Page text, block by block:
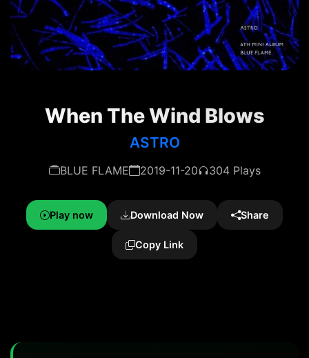
When The Wind Blows
ASTRO
BLUE FLAME 2019-11-20 304 Plays
Play now Download Now Share
Copy Link